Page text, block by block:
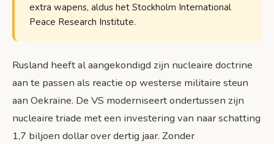
extra wapens, aldus het Stockholm International
Peace Research Institute.
Rusland heeft al aangekondigd zijn nucleaire doctrine
aan te passen als reactie op westerse militaire steun
aan Oekraïne. De VS moderniseert ondertussen zijn
nucleaire triade met een investering van naar schatting
1,7 biljoen dollar over dertig jaar. Zonder